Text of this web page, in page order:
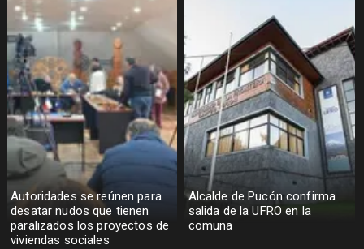
Autoridades se reúnen para
desatar nudos que tienen
paralizados los proyectos de
viviendas sociales
Alcalde de Pucón confirma
salida de la UFRO en la
comuna